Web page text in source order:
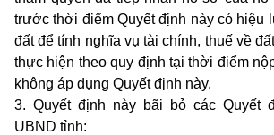
trước thời điểm Quyết định này có hiệu
đất để tính nghĩa vụ tài chính, thuế về
thực hiện theo quy định tại thời điểm
không áp dụng Quyết định này.
3. Quyết định này bãi bỏ các Quyết
UBND tỉnh: